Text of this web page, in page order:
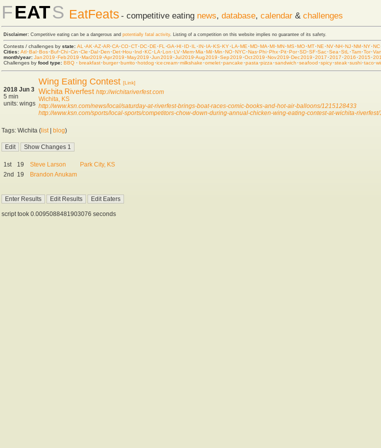
FEATS EatFeats - competitive eating news, database, calendar & challenges
Disclaimer: Competitive eating can be a dangerous and potentially fatal activity. Listing of a competition on this website implies no guarantee of its safety.
Contests / challenges by state: AL ·AK ·AZ·AR·CA·CO·CT·DC·DE ·FL ·GA·HI ·ID·IL ·IN·IA·KS·KY·LA·ME ·MD·MA·MI·MN·MS·MO·MT·NE ·NV·NH·NJ·NM·NY·NC
Cities: Atl·Bal·Bos·Buf·Chi·Cin ·Cle ·Dal·Den ·Det·Hou ·Ind ·KC·LA·Lon ·LV·Mem·Mia ·Mil·Min ·NO·NYC·Nas·Phi·Phx·Pit·Por·SD·SF·Sac·Sea ·StL ·Tam·Tor·Van
month/year: Jan 2019 ·Feb 2019 ·Mar 2019 ·Apr 2019 ·May 2019 ·Jun 2019 ·Jul 2019·Aug 2019 ·Sep 2019 ·Oct 2019 ·Nov 2019·Dec 2019 ·2017 ·2017 ·2016 ·2015 ·
Challenges by food type: BBQ · breakfast·burger·burrito·hot dog ·ice cream·milkshake ·omelet·pancake ·pasta ·pizza ·sandwich ·seafood ·spicy·steak·sushi·taco·
2018 Jun 3
5 min
units: wings
Wing Eating Contest [Link]
Wichita Riverfest http://wichitariverfest.com
Wichita, KS
http://www.ksn.com/news/local/saturday-at-riverfest-brings-boat-races-comic-books-and-hot-air-balloons/1215128433
http://www.ksn.com/sports/local-sports/competitors-chow-down-during-annual-chicken-wing-eating-contest-at-wichita-
Tags: Wichita ( list| blog)
1st 19 Steve Larson
Park City, KS
2nd 19 Brandon Anukam
script took 0.0095088481903076 seconds